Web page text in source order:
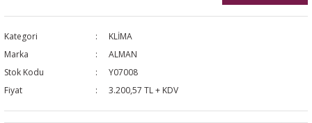
Kategori
KLİMA
Marka
ALMAN
Stok Kodu
Y07008
Fiyat
3.200,57 TL + KDV